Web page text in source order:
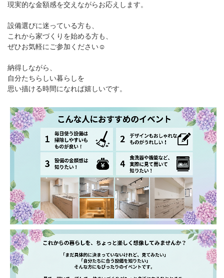
現実的な金額感を交えながらお応えします。
設備選びに迷っている方も、
これから家づくりを始める方も、
ぜひお気軽にご参加ください☺
納得しながら、
自分たちらしい暮らしを
思い描ける時間になれば嬉しいです。